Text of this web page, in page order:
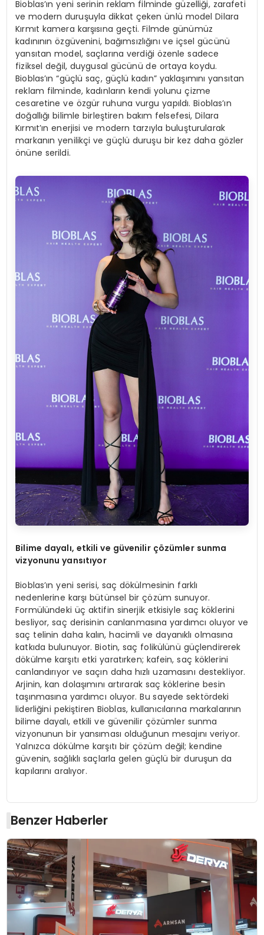
Bioblas’ın yeni serinin reklam filminde güzelliği, zarafeti
ve modern duruşuyla dikkat çeken ünlü model Dilara
Kırmıt kamera karşısına geçti. Filmde günümüz
kadınının özgüvenini, bağımsızlığını ve içsel gücünü
yansıtan model, saçlarına verdiği özenle sadece
fiziksel değil, duygusal gücünü de ortaya koydu.
Bioblas’ın “güçlü saç, güçlü kadın” yaklaşımını yansıtan
reklam filminde, kadınların kendi yolunu çizme
cesaretine ve özgür ruhuna vurgu yapıldı. Bioblas’ın
doğallığı bilimle birleştiren bakım felsefesi, Dilara
Kırmıt’ın enerjisi ve modern tarzıyla buluşturularak
markanın yenilikçi ve güçlü duruşu bir kez daha gözler
önüne serildi.
Bilime dayalı, etkili ve güvenilir çözümler sunma
vizyonunu yansıtıyor
Bioblas’ın yeni serisi, saç dökülmesinin farklı
nedenlerine karşı bütünsel bir çözüm sunuyor.
Formülündeki üç aktifin sinerjik etkisiyle saç köklerini
besliyor, saç derisinin canlanmasına yardımcı oluyor ve
saç telinin daha kalın, hacimli ve dayanıklı olmasına
katkıda bulunuyor. Biotin, saç folikülünü güçlendirerek
dökülme karşıtı etki yaratırken; kafein, saç köklerini
canlandırıyor ve saçın daha hızlı uzamasını destekliyor.
Arjinin, kan dolaşımını artırarak saç köklerine besin
taşınmasına yardımcı oluyor. Bu sayede sektördeki
liderliğini pekiştiren Bioblas, kullanıcılarına markalarının
bilime dayalı, etkili ve güvenilir çözümler sunma
vizyonunun bir yansıması olduğunun mesajını veriyor.
Yalnızca dökülme karşıtı bir çözüm değil; kendine
güvenin, sağlıklı saçlarla gelen güçlü bir duruşun da
kapılarını aralıyor.
Benzer Haberler